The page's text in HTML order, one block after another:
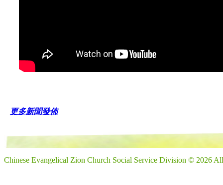
更多新聞發佈
Chinese Evangelical Zion Church Social Service Division © 2026